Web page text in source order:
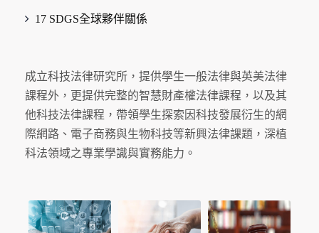
17 SDGS全球夥伴關係
成立科技法律研究所，提供學生一般法律與英美法律
課程外，更提供完整的智慧財產權法律課程，以及其
他科技法律課程，帶領學生探索因科技發展衍生的網
際網路、電子商務與生物科技等新興法律課題，深植
科法領域之專業學識與實務能力。